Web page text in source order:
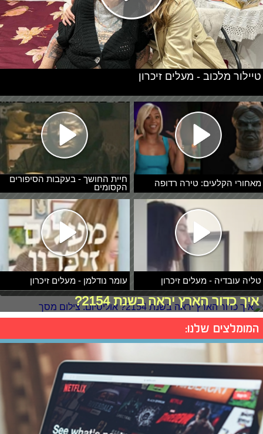
מאחורי הקלעים: טירה רדופה
חיית החושך - בעקבות הסיפורים
הקסומים
טליה עובדיה - מעלים זיכרון עומר נודלמן - מעלים זיכרון
טיילור מלכוב - מעלים זיכרון
איך כדור הארץ יראה בשנת 2154?
המומלצים שלנו: